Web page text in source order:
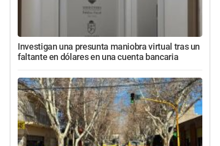
Investigan una presunta maniobra virtual tras un
faltante en dólares en una cuenta bancaria